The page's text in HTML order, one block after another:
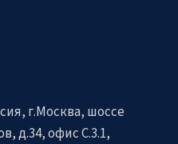
г.Москва, шоссе
д.34, офис C.3.1,